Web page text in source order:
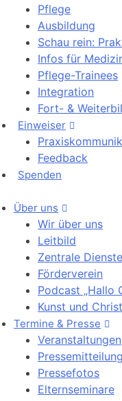
Pflege
Ausbildung
Schau rein:
Infos für
Pflege-Trainees
Integration
Fort- &
Einweiser
Feedback
Spenden
Über uns
Wir über uns
Leitbild
Zentrale Dienste
Förderverein
Podcast „Hallo
Kunst und
Termine & Presse
Veranstaltungen
Pressefotos
Elternseminare